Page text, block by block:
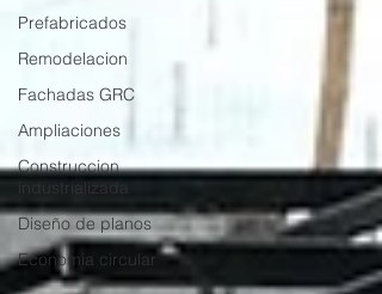
Prefabricados
Remodelacion
Fachadas GRC
Ampliaciones
Construccion
industrializada
Diseño de planos
Economia circular